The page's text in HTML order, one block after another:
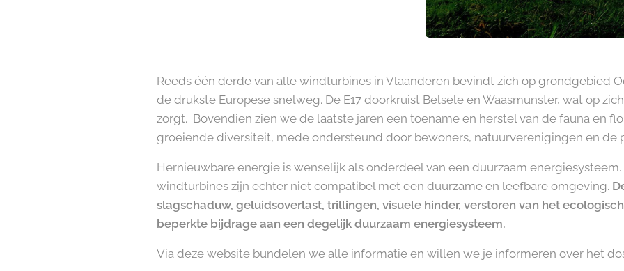
Reeds één derde van alle windturbines in Vlaanderen bevindt zich op grondgebied
de drukste Europese snelweg. De E17 doorkruist Belsele en Waasmunster, wat op
zorgt. Bovendien zien we de laatste jaren een toename en herstel van de fauna en
groeiende diversiteit, mede ondersteund door bewoners, natuurverenigingen en de
Hernieuwbare energie is wenselijk als onderdeel van een duurzaam
windturbines zijn echter niet compatibel met een duurzame en leefbare omgeving.
slagschaduw, geluidsoverlast, trillingen, visuele hinder, verstoren van het
beperkte bijdrage aan een degelijk duurzaam energiesysteem.
Via deze website bundelen we alle informatie en willen we je informeren over het